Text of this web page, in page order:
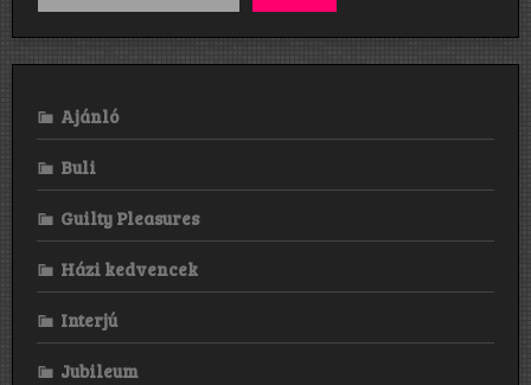
Top
10-
Ajánló
Buli
Guilty Pleasures
Házi kedvencek
Interjú
Jubileum